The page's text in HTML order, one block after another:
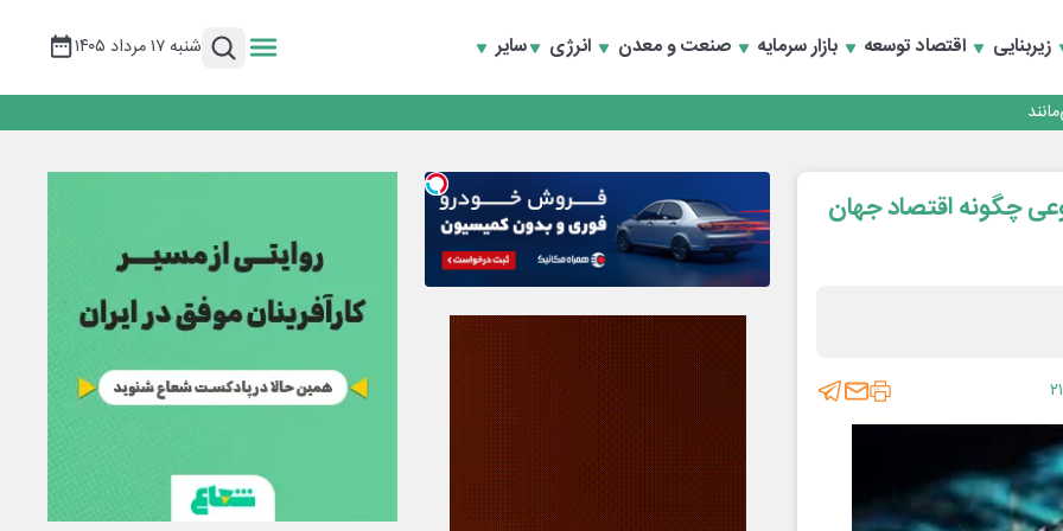
زیربنایی اقتصاد توسعه بازار سرمایه صنعت و معدن انرژی سایر شنبه ۱۷ مرداد ۱۴۰۵
چگونه اقتصاد جهان